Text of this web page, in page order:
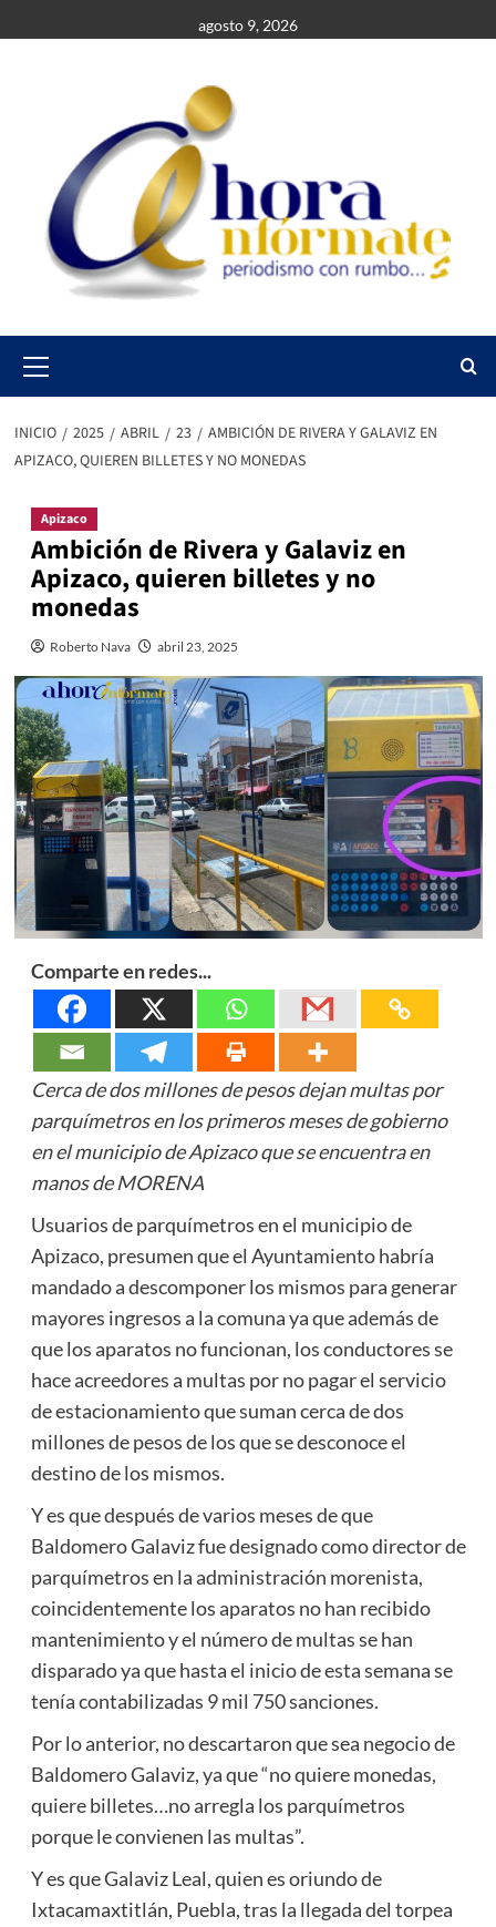
al
agosto 9, 2026
Menu
INICIO 2025 ABRIL 23
AMBICIÓN DE RIVERA Y GALAVIZ EN
APIZACO, QUIEREN BILLETES Y NO MONEDAS
Apizaco
Ambición de Rivera y Galaviz en
Apizaco, quieren billetes y no
monedas
Roberto Nava abril 23, 2025
Comparte en redes...
Cerca de dos millones de pesos dejan multas por
parquímetros en los primeros meses de gobierno
en el municipio de Apizaco que se encuentra en
manos de MORENA
Usuarios de parquímetros en el municipio de
Apizaco, presumen que el Ayuntamiento habría
mandado a descomponer los mismos para generar
mayores ingresos a la comuna ya que además de
que los aparatos no funcionan, los conductores se
hace acreedores a multas por no pagar el servicio
de estacionamiento que suman cerca de dos
millones de pesos de los que se desconoce el
destino de los mismos.
Y es que después de varios meses de que
Baldomero Galaviz fue designado como director de
parquímetros en la administración morenista,
coincidentemente los aparatos no han recibido
mantenimiento y el número de multas se han
disparado ya que hasta el inicio de esta semana se
tenía contabilizadas 9 mil 750 sanciones.
Por lo anterior, no descartaron que sea negocio de
Baldomero Galaviz, ya que “no quiere monedas,
quiere billetes…no arregla los parquímetros
porque le convienen las multas”.
Y es que Galaviz Leal, quien es oriundo de
Ixtacamaxtitlán, Puebla, tras la llegada del torpea